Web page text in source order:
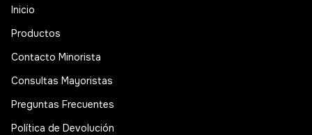
Inicio
Productos
Contacto Minorista
Consultas Mayoristas
Preguntas Frecuentes
Política de Devolución